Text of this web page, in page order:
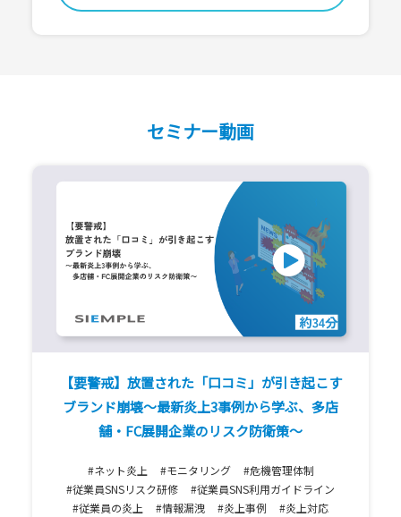
セミナー動画
【要警戒】放置された「口コミ」が引き起こす
ブランド崩壊〜最新炎上3事例から学ぶ、多店
舗・FC展開企業のリスク防衛策〜
#ネット炎上 #モニタリング
#危機管理体制
#従業員SNSリスク研修
#従業員SNS利用ガイドライン
#従業員の炎上
#情報漏洩 #炎上事例
#炎上対応